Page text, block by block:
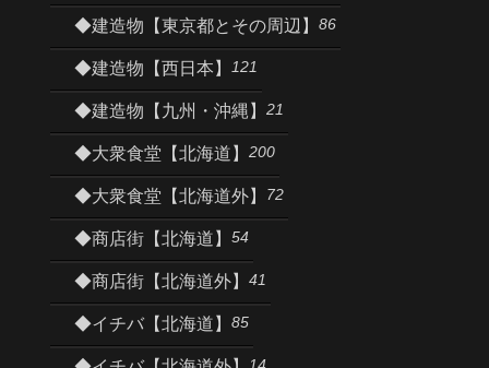
◆建造物【東京都とその周辺】 86
◆建造物【西日本】 121
◆建造物【九州・沖縄】 21
◆大衆食堂【北海道】 200
◆大衆食堂【北海道外】 72
◆商店街【北海道】 54
◆商店街【北海道外】 41
◆イチバ【北海道】 85